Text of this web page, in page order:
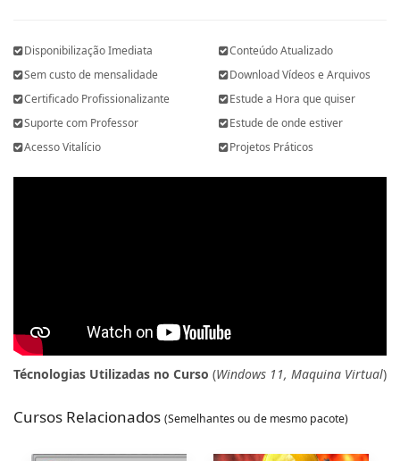
Disponibilização Imediata
Sem custo de mensalidade
Certificado Profissionalizante
Suporte com Professor
Acesso Vitalício
Conteúdo Atualizado
Download Vídeos e Arquivos
Estude a Hora que quiser
Estude de onde estiver
Projetos Práticos
Técnologias Utilizadas no Curso (Windows 11, Maquina Virtual)
Cursos Relacionados (Semelhantes ou de mesmo pacote)